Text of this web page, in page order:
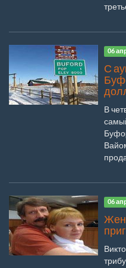
06
С
В
06